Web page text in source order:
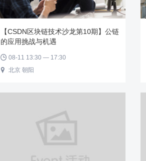
【CSDN区块链技术沙龙第10期】公链
的应用挑战与机遇
 08-11 13:30 — 17:30
 北京 朝阳